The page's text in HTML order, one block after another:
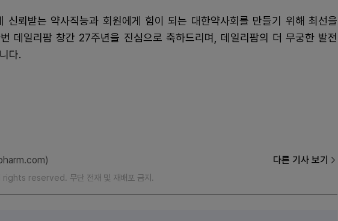
신뢰받는 약사직능과 회원에게 힘이 되는 대한약사회를 만들기 위해 최선을
데일리팜 창간 27주년을 진심으로 축하드리며, 데일리팜의 더 무궁한 발전
다.
다른 기사 보기
reserved. 무단 전재 및 재배포 금지.